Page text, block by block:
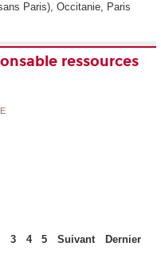
Paris), Occitanie, Paris
ressources
3 4 5 Suivant Dernier